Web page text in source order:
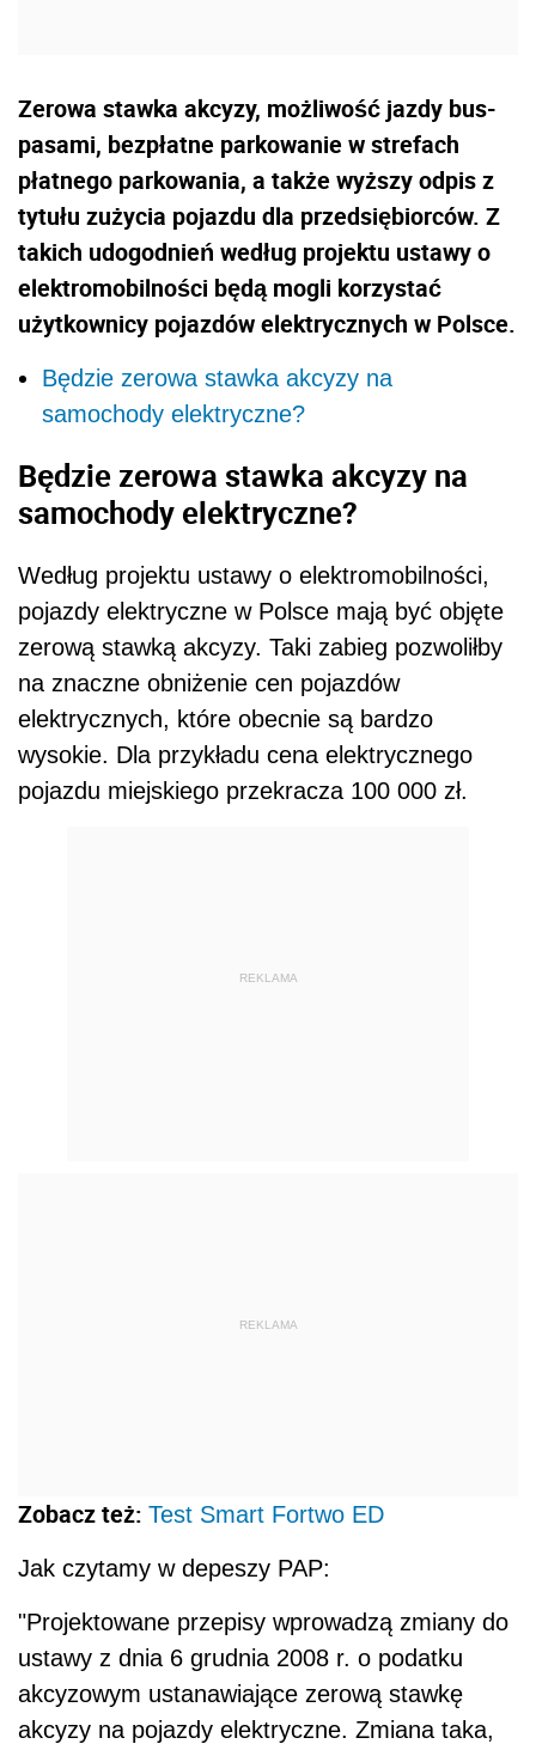
Zerowa stawka akcyzy, możliwość jazdy bus-
pasami, bezpłatne parkowanie w strefach
płatnego parkowania, a także wyższy odpis z
tytułu zużycia pojazdu dla przedsiębiorców. Z
takich udogodnień według projektu ustawy o
elektromobilności będą mogli korzystać
użytkownicy pojazdów elektrycznych w Polsce.
Będzie zerowa stawka akcyzy na
samochody elektryczne?
Będzie zerowa stawka akcyzy na
samochody elektryczne?
Według projektu ustawy o elektromobilności,
pojazdy elektryczne w Polsce mają być objęte
zerową stawką akcyzy. Taki zabieg pozwoliłby
na znaczne obniżenie cen pojazdów
elektrycznych, które obecnie są bardzo
wysokie. Dla przykładu cena elektrycznego
pojazdu miejskiego przekracza 100 000 zł.
REKLAMA
REKLAMA
Zobacz też: Test Smart Fortwo ED
Jak czytamy w depeszy PAP:
"Projektowane przepisy wprowadzą zmiany do
ustawy z dnia 6 grudnia 2008 r. o podatku
akcyzowym ustanawiające zerową stawkę
akcyzy na pojazdy elektryczne. Zmiana taka,